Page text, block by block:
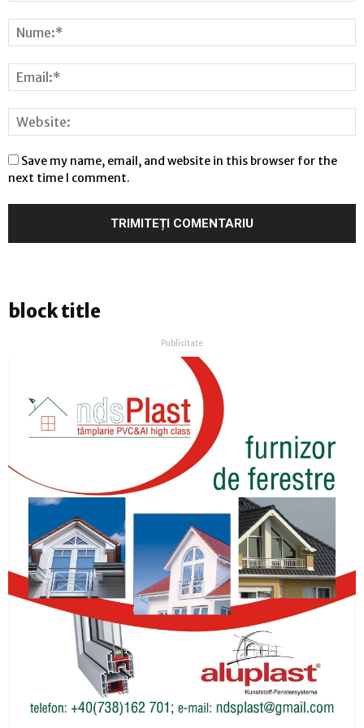
Save my name, email, and website in this browser for the
next time I comment.
block title
Publicitate